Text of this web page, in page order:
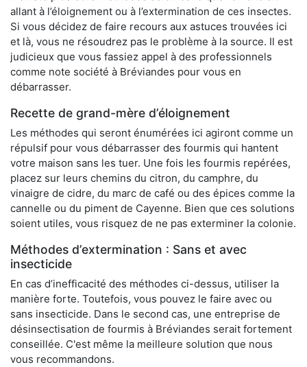
allant à l’éloignement ou à l’extermination de ces insectes.
Si vous décidez de faire recours aux astuces trouvées ici
et là, vous ne résoudrez pas le problème à la source. Il est
judicieux que vous fassiez appel à des professionnels
comme note société à Bréviandes pour vous en
débarrasser.
Recette de grand-mère d’éloignement
Les méthodes qui seront énumérées ici agiront comme un
répulsif pour vous débarrasser des fourmis qui hantent
votre maison sans les tuer. Une fois les fourmis repérées,
placez sur leurs chemins du citron, du camphre, du
vinaigre de cidre, du marc de café ou des épices comme la
cannelle ou du piment de Cayenne. Bien que ces solutions
soient utiles, vous risquez de ne pas exterminer la colonie.
Méthodes d’extermination : Sans et avec
insecticide
En cas d’inefficacité des méthodes ci-dessus, utiliser la
manière forte. Toutefois, vous pouvez le faire avec ou
sans insecticide. Dans le second cas, une entreprise de
désinsectisation de fourmis à Bréviandes serait fortement
conseillée. C'est même la meilleure solution que nous
vous recommandons.